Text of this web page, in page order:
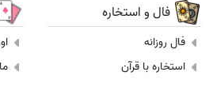
فال و استخاره
فال روزانه
استخاره با قرآن